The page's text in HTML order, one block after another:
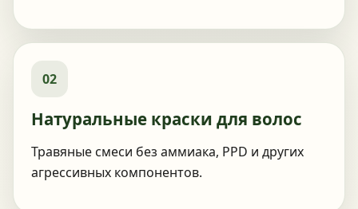
02
Натуральные краски для волос
Травяные смеси без аммиака, PPD и других
агрессивных компонентов.